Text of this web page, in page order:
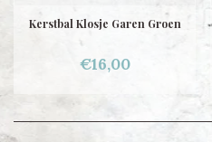
Kerstbal Klosje Garen Groen
€16,00